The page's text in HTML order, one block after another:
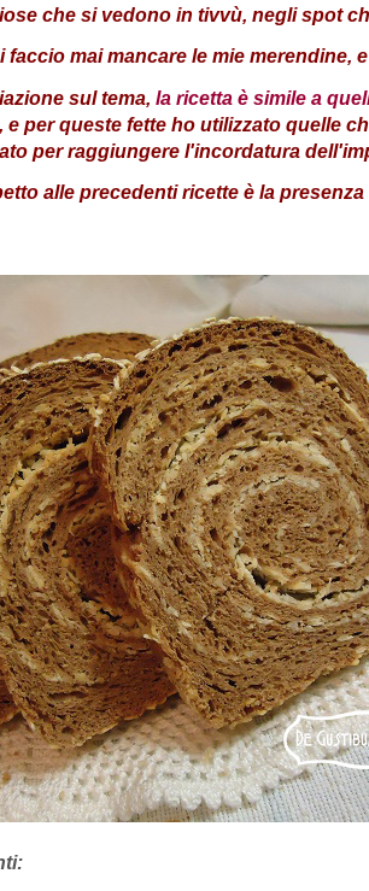
che si vedono in tivvù, negli spot
mai mancare le mie merendine,
sul tema, la ricetta è simile a
e per queste fette ho utilizzato quelle
per raggiungere l'incordatura
alle precedenti ricette è la